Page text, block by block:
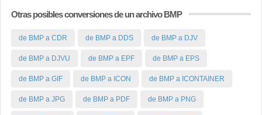
Otras posibles conversiones de un archivo BMP
de BMP a CDR de BMP a DDS de BMP a DJV
de BMP a DJVU de BMP a EPF de BMP a EPS
de BMP a GIF de BMP a ICON de BMP a ICONTAINER
de BMP a JPG de BMP a PDF de BMP a PNG